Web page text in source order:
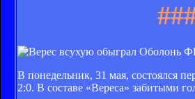
В понедельник, 31 мая, состоялся
2:0. В составе «Вереса» забитыми